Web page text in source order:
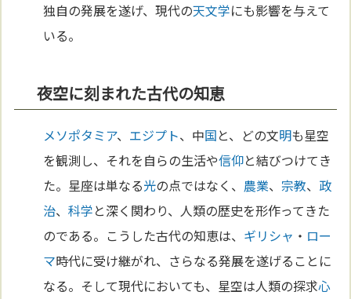
独自の発展を遂げ、現代の天文学にも影響を与えて
いる。
夜空に刻まれた古代の知恵
メソポタミア、 エジプト、中国と、どの文明も星空
を観測し、それを自らの生活や信仰と結びつけてき
た。星座は単なる光の点ではなく、 農業、 宗教、 政
治、科学と深く関わり、人類の歴史を形作ってきた
のである。こうした古代の知恵は、 ギリシャ ・ ロー
マ時代に受け継がれ、さらなる発展を遂げることに
なる。そして現代においても、星空は人類の探求心